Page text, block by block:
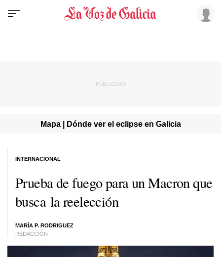
Mapa | Dónde ver el eclipse en Galicia
Prueba de fuego para un Macron que
busca la reelección
MARÍA P. RODRIGUEZ
REDACCIÓN
INTERNACIONAL